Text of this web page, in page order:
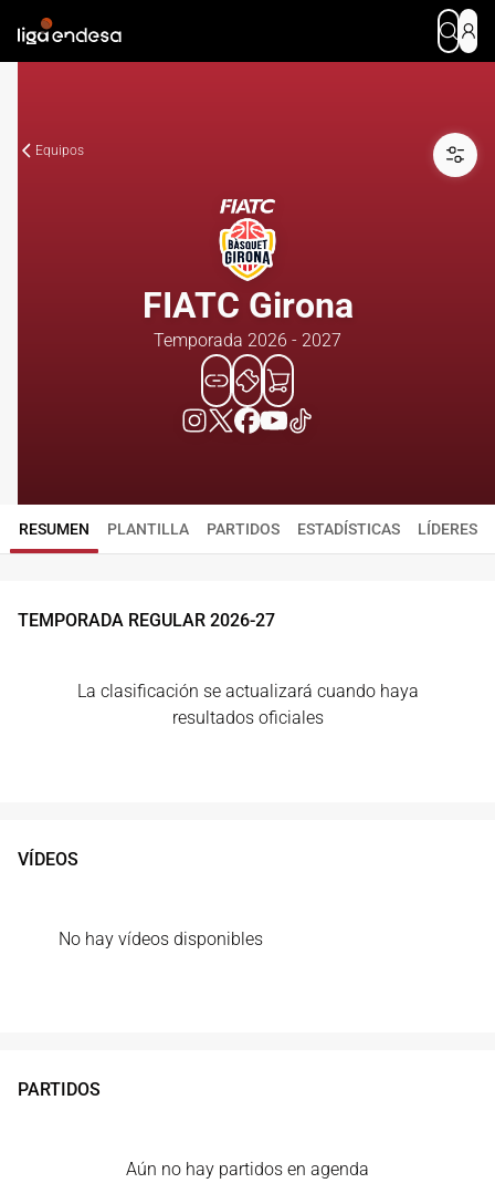
Equipos
FIATC Girona
Temporada 2026 - 2027
RESUMEN PLANTILLA PARTIDOS ESTADÍSTICAS LÍDERES
TEMPORADA REGULAR 2026-27
La clasificación se actualizará cuando haya
resultados oficiales
VÍDEOS
No hay vídeos disponibles
PARTIDOS
Aún no hay partidos en agenda